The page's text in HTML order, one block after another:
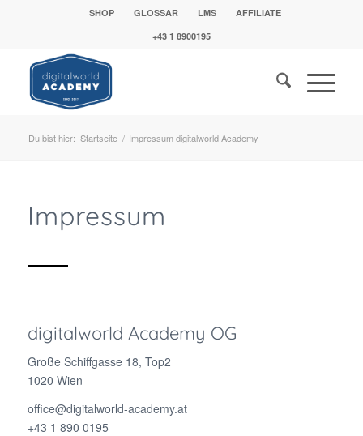
SHOP GLOSSAR LMS
AFFILIATE
+43 1 8900195
Du bist hier: Startseite / Impressum digitalworld Academy
Impressum
digitalworld Academy OG
Große Schiffgasse 18, Top2
1020 Wien
office@digitalworld-academy.at
+43 1 890 0195